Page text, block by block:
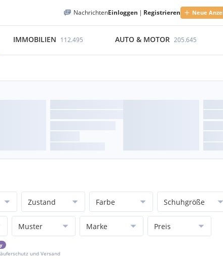
NachrichtenEinloggen | Registrieren Neue
IMMOBILIEN 112.495 AUTO & MOTOR 205.645
Zustand Farbe Schuhgröße
Muster Marke Preis
und Versand